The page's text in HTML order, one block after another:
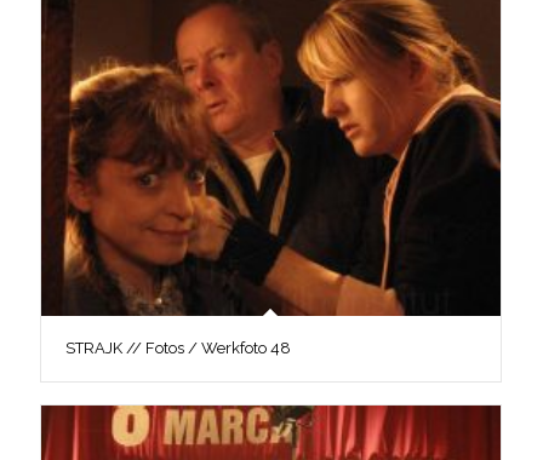
STRAJK // Fotos / Werkfoto 48